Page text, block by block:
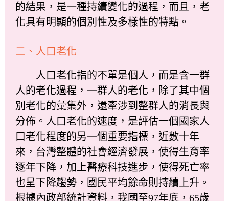
的結果，是一種持續變化的過程，而且，老
化具有明顯的個別性及多樣性的特點。
二、人口老化
人口老化指的不單是個人，而是含一群
人的老化過程，一群人的老化，除了其中個
別老化的彙集外，還牽涉到整群人的消長與
分佈。人口老化的速度，是評估一個國家人
口老化程度的另一個重要指標，近數十年
來，台灣整體的社會經濟發展，使得生育率
逐年下降，加上醫療科技進步，使得死亡率
也呈下降趨勢，國民平均餘命則持續上升。
根據內政部統計資料，我國至97年底，65歲